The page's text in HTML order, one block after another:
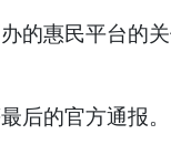
的惠民平台的
后的官方通报。